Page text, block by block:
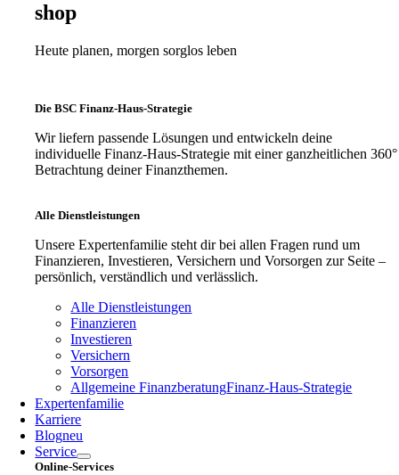
shop
Heute planen, morgen sorglos leben
Die BSC Finanz-Haus-Strategie
Wir liefern passende Lösungen und entwickeln deine
individuelle Finanz-Haus-Strategie mit einer ganzheitlichen 360°
Betrachtung deiner Finanzthemen.
Alle Dienstleistungen
Unsere Expertenfamilie steht dir bei allen Fragen rund um
Finanzieren, Investieren, Versichern und Vorsorgen zur Seite –
persönlich, verständlich und verlässlich.
Alle Dienstleistungen
Finanzieren
Investieren
Versichern
Vorsorgen
Allgemeine FinanzberatungFinanz‑Haus‑Strategie
Expertenfamilie
Karriere
Blogneu
Service
Online-Services